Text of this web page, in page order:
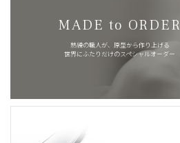
MADE to ORDER
熟練の職人が、原型から作り上げる
世界にふたりだけのスペシャルオーダー